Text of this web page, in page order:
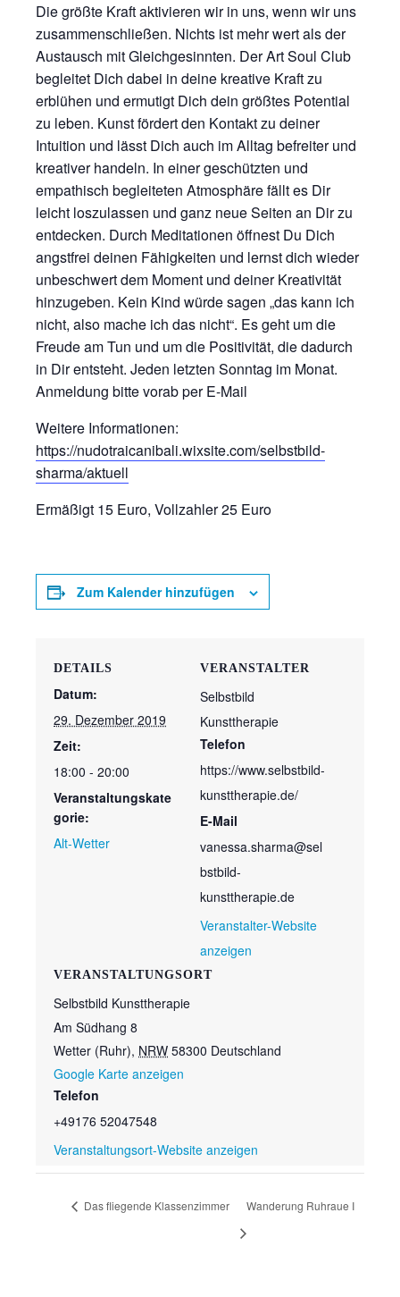
Die größte Kraft aktivieren wir in uns, wenn wir uns
zusammenschließen. Nichts ist mehr wert als der
Austausch mit Gleichgesinnten. Der Art Soul Club
begleitet Dich dabei in deine kreative Kraft zu
erblühen und ermutigt Dich dein größtes Potential
zu leben. Kunst fördert den Kontakt zu deiner
Intuition und lässt Dich auch im Alltag befreiter und
kreativer handeln. In einer geschützten und
empathisch begleiteten Atmosphäre fällt es Dir
leicht loszulassen und ganz neue Seiten an Dir zu
entdecken. Durch Meditationen öffnest Du Dich
angstfrei deinen Fähigkeiten und lernst dich wieder
unbeschwert dem Moment und deiner Kreativität
hinzugeben. Kein Kind würde sagen „das kann ich
nicht, also mache ich das nicht“. Es geht um die
Freude am Tun und um die Positivität, die dadurch
in Dir entsteht. Jeden letzten Sonntag im Monat.
Anmeldung bitte vorab per E-Mail
Weitere Informationen:
https://nudotraicanibali.wixsite.com/selbstbild-
sharma/aktuell
Ermäßigt 15 Euro, Vollzahler 25 Euro
Zum Kalender hinzufügen
DETAILS
Datum:
29. Dezember 2019
Zeit:
18:00 - 20:00
Veranstaltungskate
gorie:
Alt-Wetter
VERANSTALTUNGSORT
Selbstbild Kunsttherapie
Am Südhang 8
Wetter (Ruhr), NRW 58300 Deutschland
Google Karte anzeigen
Telefon
+49176 52047548
Veranstaltungsort-Website anzeigen
VERANSTALTER
Selbstbild
Kunsttherapie
Telefon
https://www.selbstbild-
kunsttherapie.de/
E-Mail
vanessa.sharma@sel
bstbild-
kunsttherapie.de
Veranstalter-Website
anzeigen
Das fliegende Klassenzimmer Wanderung Ruhraue I